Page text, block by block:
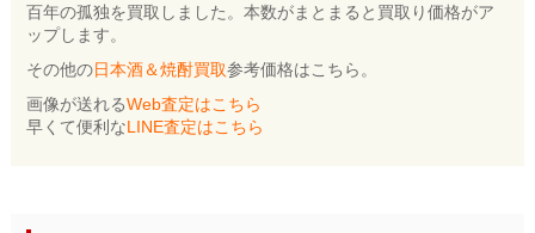
百年の孤独を買取しました。本数がまとまると買取り価格がア
ップします。
その他の日本酒＆焼酎買取参考価格はこちら。
画像が送れるWeb査定はこちら
早くて便利なLINE査定はこちら